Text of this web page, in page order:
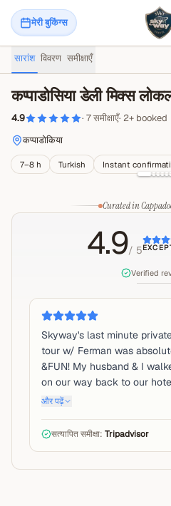
मेरी बुकिंग्स
कप्पाडोसिया डेली मिक्स
4.9 · 7समीक्षाएँ· 2+ booked
कप्पाडोकिया
7–8 h Turkish Instant
Curated in
4.9/ 5
Verified
Skyway's last minute
tour w/ Ferman was
&FUN! My husband & I
on our way back to our
और पढ़ें
सत्यापित समीक्षा: Tripadvisor
सारांश विवरण समीक्षाएँ